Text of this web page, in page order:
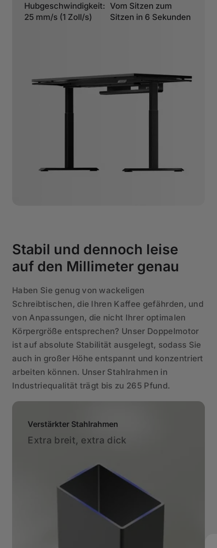
Hubgeschwindigkeit:
25 mm/s (1 Zoll/s)
Vom Sitzen zum
Sitzen in 6 Sekunden
Stabil und dennoch leise
auf den Millimeter genau
Haben Sie genug von wackeligen
Schreibtischen, die Ihren Kaffee gefährden, und
von Anpassungen, die nicht Ihrer optimalen
Körpergröße entsprechen? Unser Doppelmotor
ist auf absolute Stabilität ausgelegt, sodass Sie
auch in großer Höhe entspannt und konzentriert
arbeiten können. Unser Stahlrahmen in
Industriequalität trägt bis zu 265 Pfund.
Verstärkter Stahlrahmen
Extra breit, extra dick